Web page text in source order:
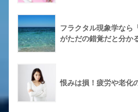
フラクタル現象学なら
がただの錯覚だと分か
恨みは損！疲労や老化